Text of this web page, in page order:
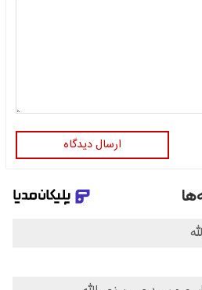
ارسال دیدگاه